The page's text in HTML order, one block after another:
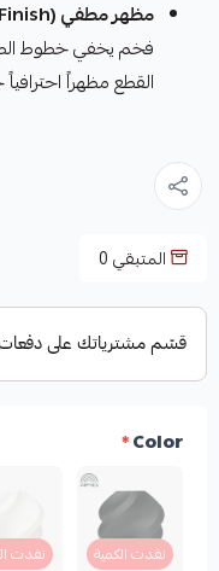
مظهر مطفي (Matte Finish):
فخم يخفي خطوط
القطع مظهراً
المتبقي0
Color
*
نفدت الكمية نفدت